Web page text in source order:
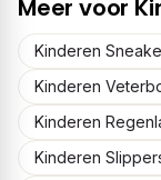
Meer voor
Kinderen
Kinderen
Kinderen
Kinderen